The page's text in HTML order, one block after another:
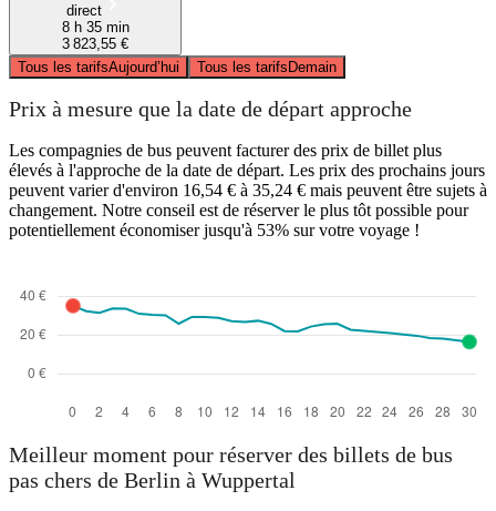
direct
8 h 35 min
3 823,55 €
Tous les tarifsAujourd’hui Tous les tarifsDemain
Prix à mesure que la date de départ approche
Les compagnies de bus peuvent facturer des prix de billet plus
élevés à l'approche de la date de départ. Les prix des prochains jours
peuvent varier d'environ 16,54 € à 35,24 € mais peuvent être sujets à
changement. Notre conseil est de réserver le plus tôt possible pour
potentiellement économiser jusqu'à 53% sur votre voyage !
Meilleur moment pour réserver des billets de bus
pas chers de Berlin à Wuppertal